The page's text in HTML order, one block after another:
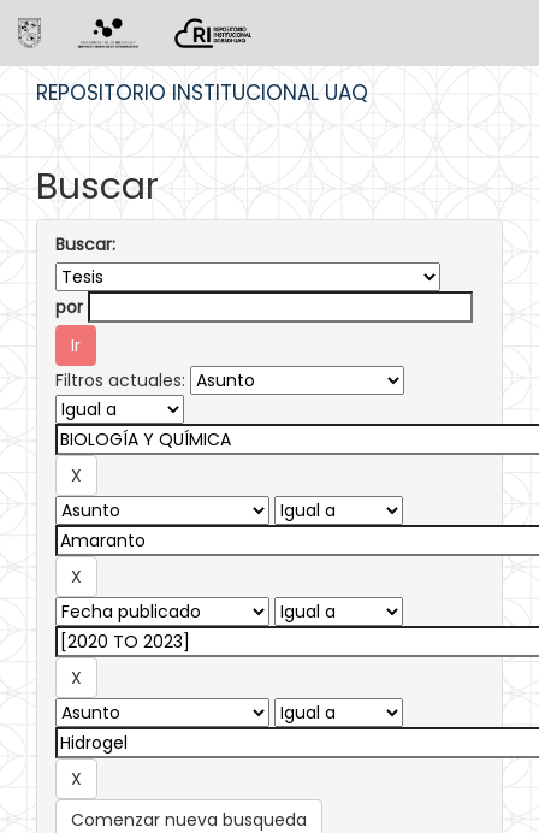
REPOSITORIO INSTITUCIONAL UAQ
Buscar
Buscar:
por
Filtros actuales:
Comenzar nueva busqueda